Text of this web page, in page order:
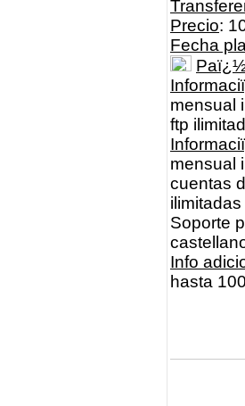
Precio:
Fecha
mensual
ftp
mensual
cuentas
Soporte
Info
hasta